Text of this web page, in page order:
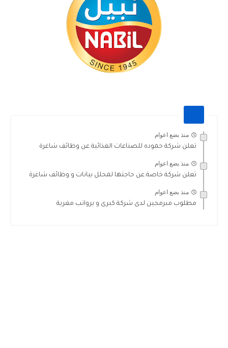
منذ بضع اعوام
تعلن شركة حموده للصناعات الغذائية عن وظائف شاغرة
منذ بضع اعوام
تعلن شركة خاصة عن حاجتها لمحلل بيانات و وظائف شاغرة
منذ بضع اعوام
مطلوب مبرمجين لدى شركة كبرى و برواتب مغرية